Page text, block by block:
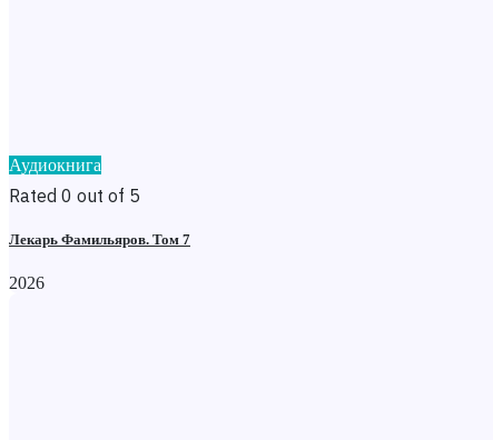
Аудиокнига
Rated 0 out of 5
Лекарь Фамильяров. Том 7
2026